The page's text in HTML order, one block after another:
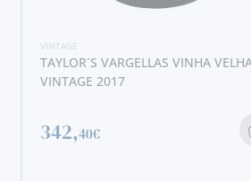
VINTAGE
TAYLOR´S VARGELLAS VINHA
VINTAGE 2017
342,40€